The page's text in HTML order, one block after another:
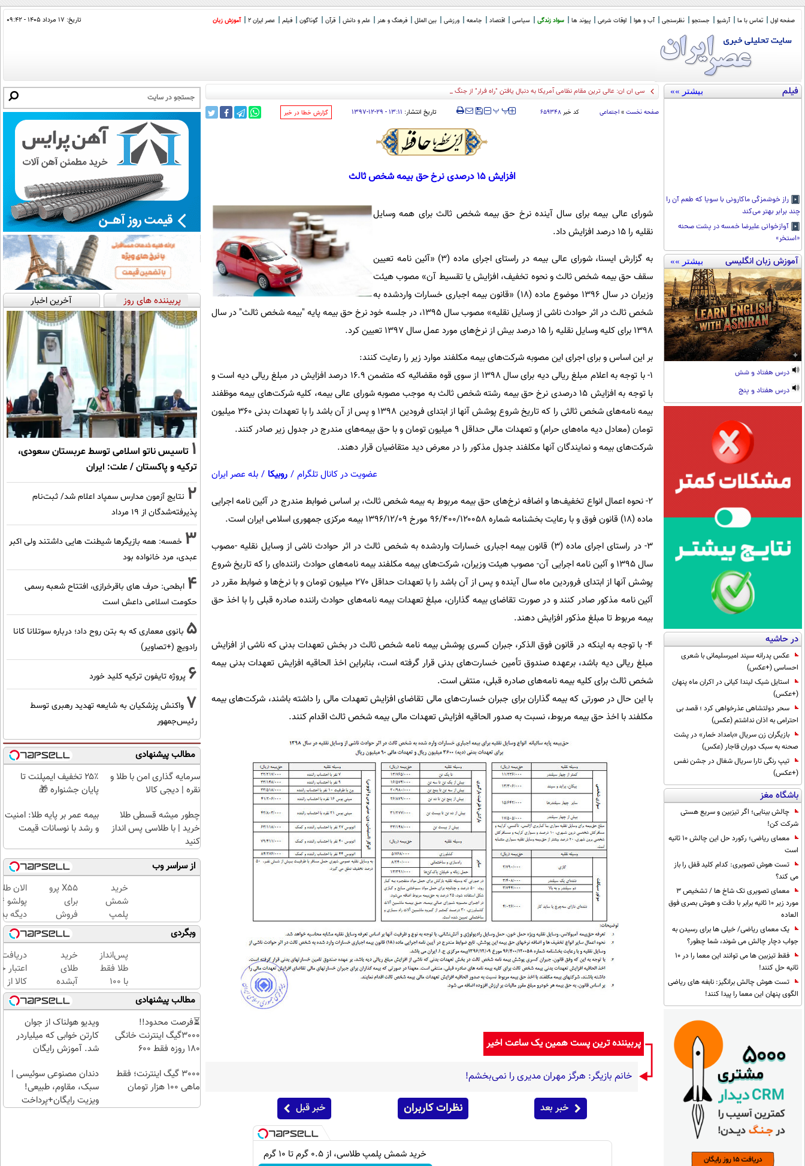
صفحه اول تماس با ما آرشیو جستجو نظرسنجی آب و هوا اوقات شرعی پیوند ها سواد زندگی سیاسی اقتصاد جامعه ورزشی بین الملل فرهنگ و هنر علم و دانش قرآن گوناگون فیلم عصر ایران 2 آموزش زبان تاریخ: ۱۷ مرداد ۱۴۰۵ - ۰۹:۴۲
فیلم بیشتر »»
راز خوشمزگی ماکارونی با سویا که طعم آن را
چند برابر بهتر می‌کند
آوازخوانی علیرضا خمسه در پشت صحنه
«استخر»
آموزش زبان انگلیسی بیشتر »»
درس هفتاد و شش
درس هفتاد و پنج
در حاشیه
عکس پدرانه سپند امیرسلیمانی با شعری
احساسی (+عکس)
استایل شیک لیندا کیانی در اکران ماه پنهان
(+عکس)
سحر دولتشاهی عذرخواهی کرد ؛ قصد بی
احترامی به اذان نداشتم (عکس)
بازیگران زن سریال «بامداد خمار» در پشت
صحنه به سبک دوران قاجار (عکس)
تیپ رنگی تارا سریال شغال در جشن نفس
(+عکس)
باشگاه مغز
چالش بینایی؛ اگر تیزبین و سریع هستی
شرکت کن!
معمای ریاضی؛ رکورد حل این چالش 10 ثانیه
است
تست هوش تصویری: کدام کلید قفل را باز
می کند؟
معمای تصویری تک شاخ ها / تشخیص 3
مورد زیر 10 ثانیه برابر با دقت و هوش بصری فوق
العاده
یک معمای ریاضی/ خیلی ها برای رسیدن به
جواب دچار چالش می شوند، شما چطور؟
فقط تیزبین ها می توانند این معما را در 10
ثانیه حل کنند!
تست هوش چالش برانگیز: نابغه های ریاضی
الگوی پنهان این معما را پیدا کنند!
سی ان ان: عالی ترین مقام نظامی آمریکا به دنبال یافتن "راه فرار" از جنگ با ایران
صفحه نخست » اجتماعی کد خبر ۶۵۹۳۴۸ ‍‍‍ پ پ تاریخ انتشار: ۱۳:۱۱ - ۲۹-۱۲-۱۳۹۷ ‌گزارش خطا در خبر
افزایش ۱۵ درصدی نرخ حق بیمه شخص ثالث
شورای عالی بیمه برای سال آینده نرخ حق بیمه شخص ثالث برای همه وسایل
نقلیه را ۱۵ درصد افزایش داد.
به گزارش ایسنا، شورای عالی بیمه در راستای اجرای ماده (۳) «آئین نامه تعیین
سقف حق بیمه شخص ثالث و نحوه تخفیف، افزایش یا تقسیط آن» مصوب هیئت
وزیران در سال ۱۳۹۶ موضوع ماده (۱۸) «قانون بیمه اجباری خسارات واردشده به
شخص ثالث در اثر حوادث ناشی از وسایل نقلیه» مصوب سال ۱۳۹۵، در جلسه خود نرخ حق بیمه پایه "بیمه شخص ثالث" در سال
۱۳۹۸ برای کلیه وسایل نقلیه را ۱۵ درصد بیش از نرخ‌های مورد عمل سال ۱۳۹۷ تعیین کرد.
بر این اساس و برای اجرای این مصوبه شرکت‌های بیمه مکلفند موارد زیر را رعایت کنند:
۱- با توجه به اعلام مبلغ ریالی دیه برای سال ۱۳۹۸ از سوی قوه مقضائیه که متضمن ۱۶.۹ درصد افزایش در مبلغ ریالی دیه است و
با توجه به افزایش ۱۵ درصدی نرخ حق بیمه رشته شخص ثالث به موجب مصوبه شورای عالی بیمه، کلیه شرکت‌های بیمه موظفند
بیمه نامه‌های شخص ثالثی را که تاریخ شروع پوشش آنها از ابتدای فرودین ۱۳۹۸ و پس از آن باشد را با تعهدات بدنی ۳۶۰ میلیون
تومان (معادل دیه ماه‌های حرام) و تعهدات مالی حداقل ۹ میلیون تومان و با حق بیمه‌های مندرج در جدول زیر صادر کنند.
شرکت‌های بیمه و نمایندگان آنها مکلفند جدول مذکور را در معرض دید متقاضیان قرار دهند.
عضویت در کانال تلگرام / روبیکا / بله عصر ایران
۲- نحوه اعمال انواع تخفیف‌ها و اضافه نرخ‌های حق بیمه مربوط به بیمه شخص ثالث، بر اساس ضوابط مندرج در آئین نامه اجرایی
ماده (۱۸) قانون فوق و با رعایت بخشنامه شماره ۹۶/۴۰۰/۱۲۰۰۵۸ مورخ ۱۳۹۶/۱۲/۰۹ بیمه مرکزی جمهوری اسلامی ایران است.
۳- در راستای اجرای ماده (۳) قانون بیمه اجباری خسارات واردشده به شخص ثالث در اثر حوادث ناشی از وسایل نقلیه -مصوب
سال ۱۳۹۵ و آئین نامه اجرایی آن- مصوب هیئت وزیران، شرکت‌های بیمه مکلفند بیمه نامه‌های حوادث راننده‌ای را که تاریخ شروع
پوشش آنها از ابتدای فروردین ماه سال آینده و پس از آن باشد را با تعهدات حداقل ۲۷۰ میلیون تومان و با نرخ‌ها و ضوابط مقرر در
آئین نامه مذکور صادر کنند و در صورت تقاضای بیمه گذاران، مبلغ تعهدات بیمه نامه‌های حوادث راننده صادره قبلی را با اخذ حق
بیمه مربوط تا مبلغ مذکور افزایش دهند.
۴- با توجه به اینکه در قانون فوق الذکر، جبران کسری پوشش بیمه نامه شخص ثالث در بخش تعهدات بدنی که ناشی از افزایش
مبلغ ریالی دیه باشد، برعهده صندوق تأمین خسارت‌های بدنی قرار گرفته است، بنابراین اخذ الحاقیه افزایش تعهدات بدنی بیمه
شخص ثالث برای کلیه بیمه نامه‌های صادره قبلی، منتفی است.
با این حال در صورتی که بیمه گذاران برای جبران خسارت‌های مالی تقاضای افزایش تعهدات مالی را داشته باشند، شرکت‌های بیمه
مکلفند با اخذ حق بیمه مربوط، نسبت به صدور الحاقیه افزایش تعهدات مالی بیمه شخص ثالث اقدام کنند.
پربیننده ترین پست همین یک ساعت اخیر
خانم بازیگر: هرگز مهران مدیری را نمی‌بخشم!
خبر بعد نظرات کاربران خبر قبل
خرید شمش پلمپ طلاسی، از ۰.۵ گرم تا ۱۰ گرم
پربیننده های روز آخرین اخبار
1 تاسیس ناتو اسلامی توسط عربستان سعودی،
ترکیه و پاکستان / علت: ایران
2 نتایج آزمون مدارس سمپاد اعلام شد/ ثبت‌نام
پذیرفته‌شدگان از ۱۹ مرداد
3 خمسه: همه بازیگرها شیطنت هایی داشتند ولی اکبر
عبدی، مرد خانواده بود
4 ابطحی: حرف های باقرخرازی، افتتاح شعبه رسمی
حکومت اسلامی داعش است
5 بانوی معماری که به بتن روح داد؛ درباره سوتلانا کانا
رادویچ (+تصاویر)
6 پروژه تایفون ترکیه کلید خورد
7 واکنش پزشکیان به شایعه تهدید رهبری توسط
رئیس‌جمهور
مطالب پیشنهادی
سرمایه گذاری امن با طلا و
نقره | دیجی کالا
۲۵٪ تخفیف ایمپلنت تا
پایان جشنواره 🎁
چطور میشه قسطی طلا
خرید | با طلاسی پس انداز
کنید
بیمه عمر بر پایه طلا: امنیت
و رشد با نوسانات قیمت
از سراسر وب
خرید
شمش
پلمپ
طلاسی،
از ۰.۵
گرم تا
۱۰ گرم
X55 پرو
برای
فروش
داری؟
اینجا
راحت و
سریع
بفروشش
الان
دیگه
طلا با
بی‌بهره
وبگردی
پس‌انداز
طلا فقط
با ۱۰۰
هزارتومان
(امن و
خرید
طلای
آبشده
حتی با
۱۰۰هزارتومان
دریافت
اعتبار
کالا از
ضامن،
بهره)
مطالب پیشنهادی
⏳فرصت محدود!!
3000گیگ اینترنت خانگی
180 روزه فقط 600
ویدیو هولناک از جوان
کارتن خوابی که میلیاردر
شد. آموزش رایگان
3000 گیگ اینترنت؛ فقط
ماهی 100 هزار تومان
دندان مصنوعی سوئیسی |
سبک، مقاوم، طبیعی!
ویزیت رایگان+پرداخت